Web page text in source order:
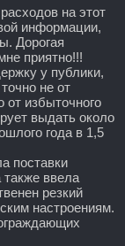
на этот
информации,
Дорогая
приятно!!!
у публики,
не от
от избыточного
выдать около
года в 1,5
поставки
также ввела
резкий
настроениям.